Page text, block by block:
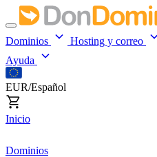
Dominios Hosting y correo
Ayuda
EUR/Español
Inicio
Dominios